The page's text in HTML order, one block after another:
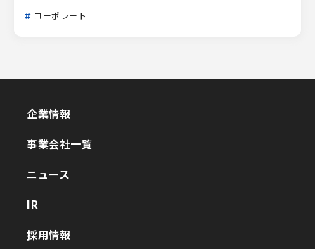
コーポレート
企業情報
事業会社一覧
ニュース
IR
採用情報